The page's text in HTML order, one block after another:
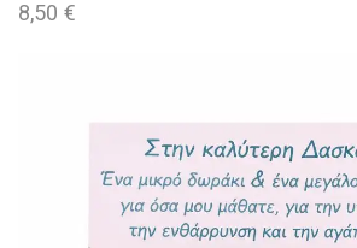
8,50 €